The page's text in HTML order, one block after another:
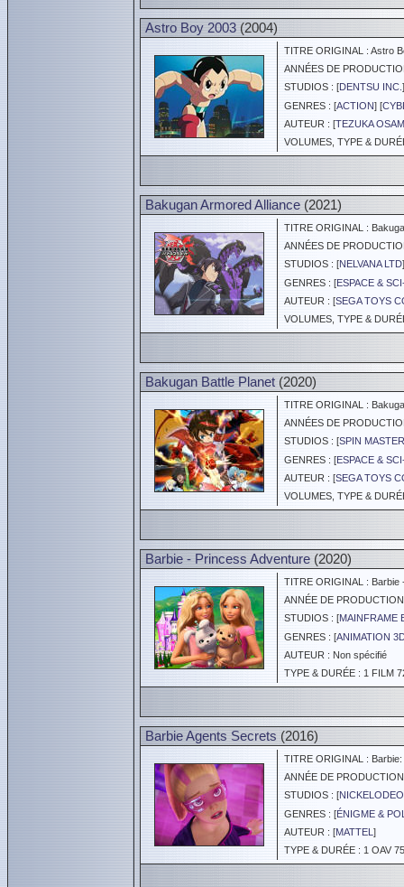
Astro Boy 2003 (2004)
TITRE ORIGINAL : Astro
ANNÉES DE
STUDIOS : [DENTSU INC.
GENRES : [ACTION] [
AUTEUR : [TEZUKA
VOLUMES, TYPE &
Bakugan Armored Alliance (2021)
TITRE ORIGINAL :
ANNÉES DE
STUDIOS : [NELVANA LTD
GENRES : [ESPACE &
AUTEUR : [SEGA TOYS
VOLUMES, TYPE &
Bakugan Battle Planet (2020)
TITRE ORIGINAL :
ANNÉES DE
STUDIOS : [SPIN MASTER
GENRES : [ESPACE &
AUTEUR : [SEGA TOYS
VOLUMES, TYPE &
Barbie - Princess Adventure (2020)
TITRE ORIGINAL : Barbie
ANNÉE DE
STUDIOS : [MAINFRAME
GENRES : [ANIMATION
AUTEUR : Non spécifié
TYPE & DURÉE : 1 FILM
Barbie Agents Secrets (2016)
TITRE ORIGINAL :
ANNÉE DE
STUDIOS : [
GENRES : [ÉNIGME &
AUTEUR : [MATTEL ]
TYPE & DURÉE : 1 OAV